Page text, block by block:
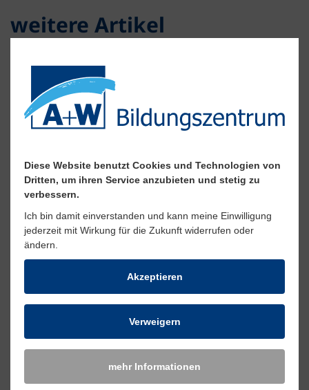
weitere Artikel
Toller Zeitungsartikel
Herzlichen Glückwunsch!
Ich bin dann mal weg....
mehr Artikel in der Übersicht
Artikel teilen
Artikel teilen auf
Artikel teilen auf
Artikel teilen
Artikel
Diese Website benutzt Cookies und Technologien von
Dritten, um ihren Service anzubieten und stetig zu
verbessern.
Ich bin damit einverstanden und kann meine Einwilligung
jederzeit mit Wirkung für die Zukunft widerrufen oder
ändern.
Akzeptieren
Verweigern
mehr Informationen